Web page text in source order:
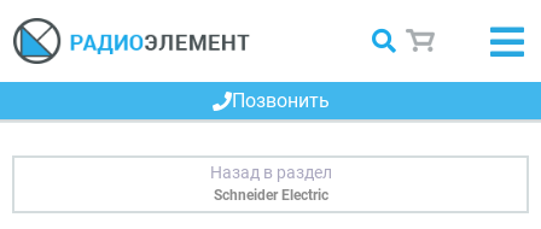
Позвонить
Schneider Electric